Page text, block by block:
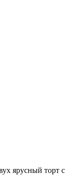
ярусный торт с